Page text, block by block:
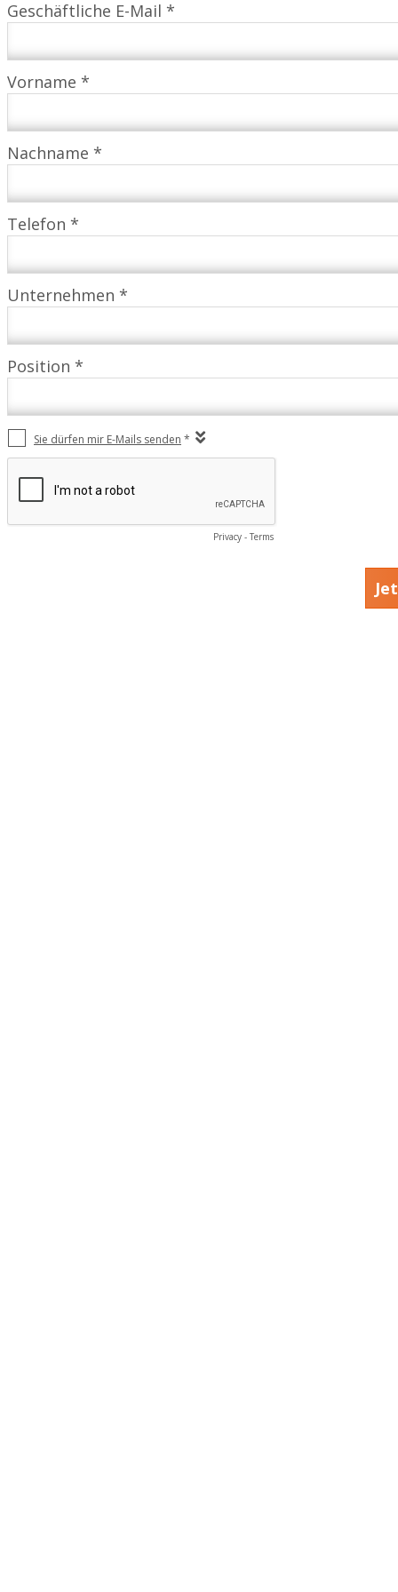
Geschäftliche E-Mail *
Vorname *
Nachname *
Telefon *
Unternehmen *
Position *
Sie dürfen mir E-Mails senden *
Privacy - Terms